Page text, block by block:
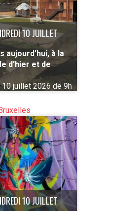
10 JUILLET
aujourd’hui, à la
d’hier et de
10 juillet 2026 de 9h
10 JUILLET